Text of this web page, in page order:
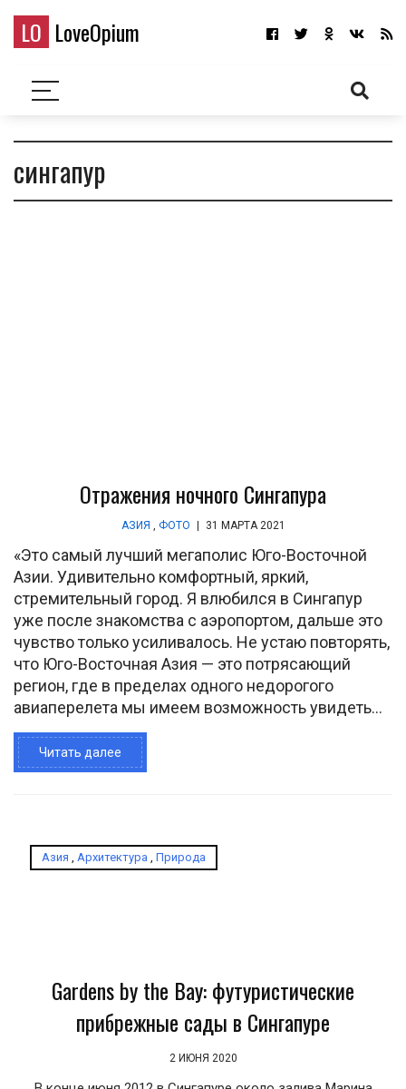
LO LoveOpium
сингапур
Отражения ночного Сингапура
АЗИЯ ФОТО | 31 МАРТА 2021
«Это самый лучший мегаполис Юго-Восточной
Азии. Удивительно комфортный, яркий,
стремительный город. Я влюбился в Сингапур
уже после знакомства с аэропортом, дальше это
чувство только усиливалось. Не устаю повторять,
что Юго-Восточная Азия — это потрясающий
регион, где в пределах одного недорогого
авиаперелета мы имеем возможность увидеть...
Читать далее
Азия Архитектура Природа
Gardens by the Bay: футуристические
прибрежные сады в Сингапуре
2 ИЮНЯ 2020